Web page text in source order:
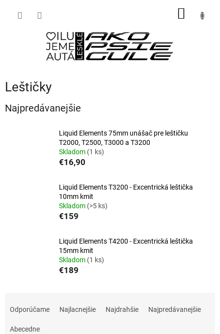
Leštičky
Najpredávanejšie
Liquid Elements 75mm unášač pre leštičku
T2000, T2500, T3000 a T3200
Skladom (1 ks)
€16,90
Liquid Elements T3200 - Excentrická leštička
10mm kmit
Skladom (>5 ks)
€159
Liquid Elements T4200 - Excentrická leštička
15mm kmit
Skladom (1 ks)
€189
Odporúčame Najlacnejšie Najdrahšie Najpredávanejšie
Abecedne